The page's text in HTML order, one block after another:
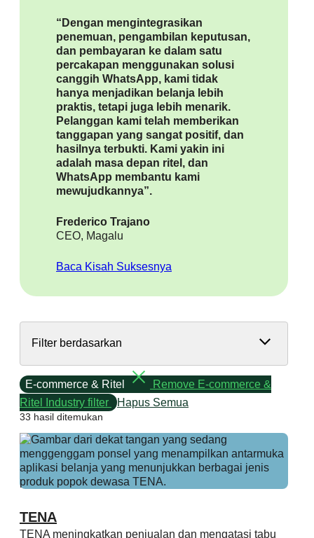
“Dengan mengintegrasikan
penemuan, pengambilan keputusan,
dan pembayaran ke dalam satu
percakapan menggunakan solusi
canggih WhatsApp, kami tidak
hanya menjadikan belanja lebih
praktis, tetapi juga lebih menarik.
Pelanggan kami telah memberikan
tanggapan yang sangat positif, dan
hasilnya terbukti. Kami yakin ini
adalah masa depan ritel, dan
WhatsApp membantu kami
mewujudkannya”.
Frederico Trajano
CEO, Magalu
Baca Kisah Suksesnya
Filter berdasarkan
E-commerce & Ritel
Remove E-commerce &
Ritel Industry filter
Hapus Semua
33 hasil ditemukan
TENA
TENA meningkatkan penjualan dan mengatasi tabu